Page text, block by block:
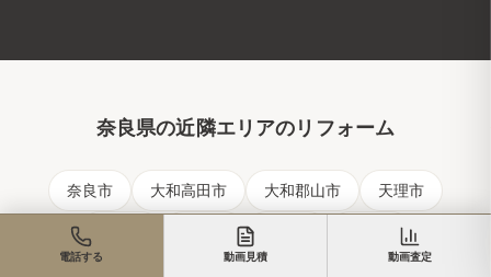
奈良県の近隣エリアのリフォーム
奈良市 大和高田市 大和郡山市
天理市
電話する 動画見積 動画査定